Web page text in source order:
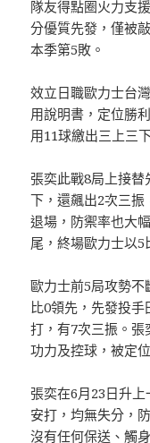
隊友得點圈火力支
分優質先發，僅被
本季第5敗。
效立日職歐力士台
用說明書，定位勝
用11球繳出三上三
張奕此戰8局上接
下，還飆出2次三
退場，防禦率也大
尾，終場歐力士以5
歐力士前5局攻勢
比0領先，先發投
打，有7次三振。
功力及控球，被定
張奕在6月23日升
安打，均無失分，
沒有任何保送、觸